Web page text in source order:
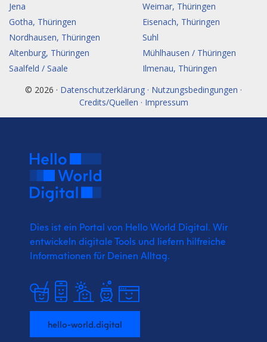
Jena
Weimar, Thüringen
Gotha, Thüringen
Eisenach, Thüringen
Nordhausen, Thüringen
Suhl
Altenburg, Thüringen
Mühlhausen / Thüringen
Saalfeld / Saale
Ilmenau, Thüringen
© 2026 · Datenschutzerklärung · Nutzungsbedingungen ·
Credits/Quellen · Impressum
Dies ist ein Portal von Hello World Digital. Wir
entwickeln digitale Tools und liefern hilfreiche
Informationen für Deinen Alltag.
hello-world.digital